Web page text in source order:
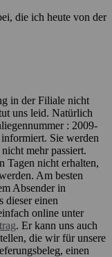
die ich heute von der
in der Filiale nicht
uns leid. Natürlich
: 2009-
Sie werden
mehr passiert.
Tagen nicht erhalten,
Am besten
Absender in
dieser einen
online unter
. Er kann uns auch
die wir für unsere
einen